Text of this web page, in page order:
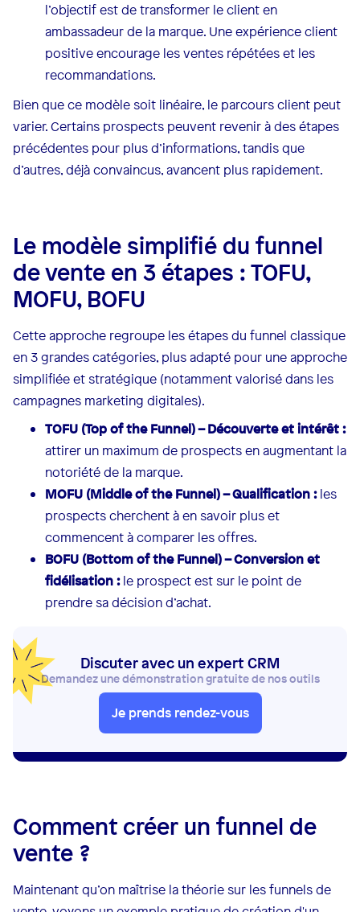
l’objectif est de transformer le client en
ambassadeur de la marque. Une expérience client
positive encourage les ventes répétées et les
recommandations.
Bien que ce modèle soit linéaire, le parcours client peut
varier. Certains prospects peuvent revenir à des étapes
précédentes pour plus d’informations, tandis que
d’autres, déjà convaincus, avancent plus rapidement.
Le modèle simplifié du funnel
de vente en 3 étapes : TOFU,
MOFU, BOFU
Cette approche regroupe les étapes du funnel classique
en 3 grandes catégories, plus adapté pour une approche
simplifiée et stratégique (notamment valorisé dans les
campagnes marketing digitales).
TOFU (Top of the Funnel) – Découverte et intérêt :
attirer un maximum de prospects en augmentant la
notoriété de la marque.
MOFU (Middle of the Funnel) – Qualification :les
prospects cherchent à en savoir plus et
commencent à comparer les offres.
BOFU (Bottom of the Funnel) – Conversion et
fidélisation :le prospect est sur le point de
prendre sa décision d’achat.
Discuter avec un expert CRM
Demandez une démonstration gratuite de nos outils
Je prends rendez-vous
Comment créer un funnel de
vente ?
Maintenant qu’on maîtrise la théorie sur les funnels de